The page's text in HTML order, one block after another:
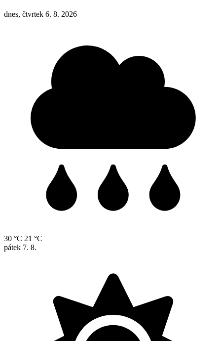
dnes, čtvrtek 6. 8. 2026
30 °C 21 °C
pátek 7. 8.